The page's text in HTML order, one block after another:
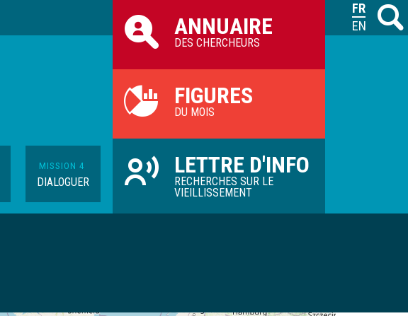
M
MISSION 4
DIALOGUER
ILVV
ANNUAIRE
DES CHERCHEURS
FIGURES
DU MOIS
LETTRE D'INFO
RECHERCHES SUR LE
VIEILLISSEMENT
FRANÇAIS
ENGLISH